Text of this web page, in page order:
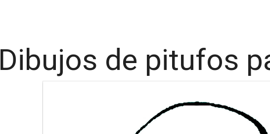
Dibujos de pitufos